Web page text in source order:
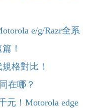
e/g/Razr全系
！
格對比！
在哪？
元！Motorola edge